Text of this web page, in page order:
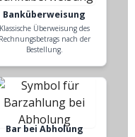
Banküberweisung
Klassische Überweisung des
Rechnungsbetrags nach der
Bestellung.
Bar bei Abholung